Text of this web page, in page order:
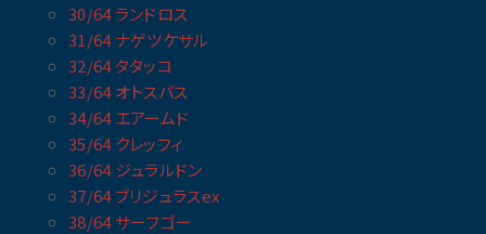
30/64 ランドロス
31/64 ナゲツケサル
32/64 タタッコ
33/64 オトスパス
34/64 エアームド
35/64 クレッフィ
36/64 ジュラルドン
37/64 ブリジュラスex
38/64 サーフゴー